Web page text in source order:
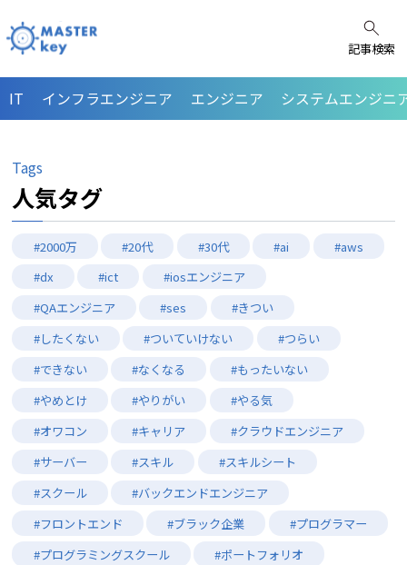
記事検索
IT インフラエンジニア エンジニア システムエンジニ
Tags
人気タグ
#2000万 #20代 #30代 #ai
#aws
#dx
#ict
#iosエンジニア
#QAエンジニア
#ses
#きつい
#したくない
#ついていけない
#つらい
#できない
#なくなる
#もったいない
#やめとけ
#やりがい
#やる気
#オワコン
#キャリア
#クラウドエンジニア
#サーバー
#スキル
#スキルシート
#スクール
#バックエンドエンジニア
#フロントエンド
#ブラック企業
#プログラマー
#プログラミングスクール
#ポートフォリオ